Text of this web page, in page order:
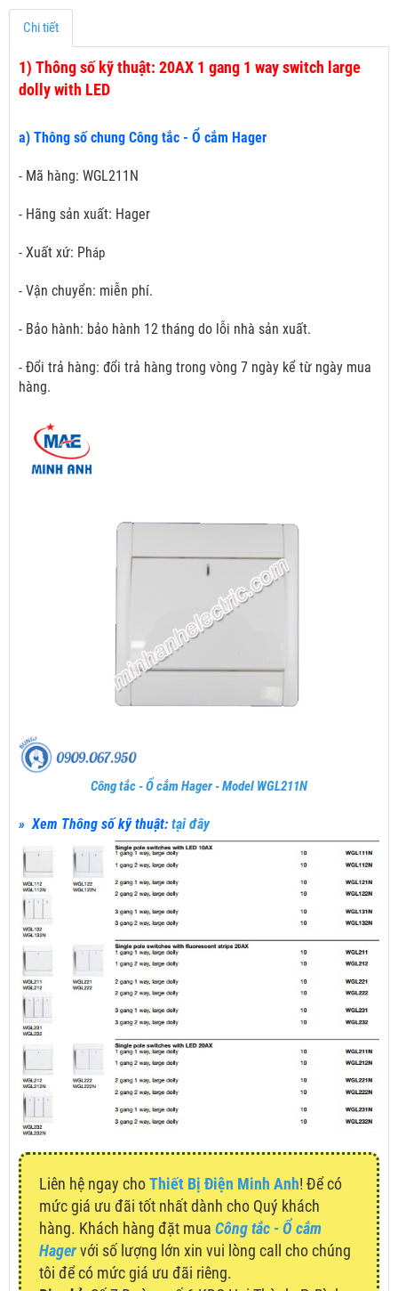
Chi tiết
1) Thông số kỹ thuật: 20AX 1 gang 1 way switch large
dolly with LED
a) Thông số chung Công tắc - Ổ cắm Hager
- Mã hàng: WGL211N
- Hãng sản xuất: Hager
- Xuất xứ: Pháp
- Vận chuyển: miễn phí.
- Bảo hành: bảo hành 12 tháng do lỗi nhà sản xuất.
- Đổi trả hàng: đổi trả hàng trong vòng 7 ngày kể từ ngày mua
hàng.
Công tắc - Ổ cắm Hager - Model WGL211N
» Xem Thông số kỹ thuật: tại đây
Liên hệ ngay choThiết Bị Điện Minh Anh! Để có
mức giá ưu đãi tốt nhất dành cho Quý khách
hàng. Khách hàng đặt mua Công tắc - Ổ cắm
Hagervới số lượng lớn xin vui lòng call cho chúng
tôi để có mức giá ưu đãi riêng.